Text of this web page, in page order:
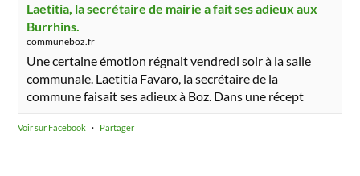
Laetitia, la secrétaire de mairie a fait ses adieux aux
Burrhins.
communeboz.fr
Une certaine émotion régnait vendredi soir à la salle
communale. Laetitia Favaro, la secrétaire de la
commune faisait ses adieux à Boz. Dans une récept
Voir sur Facebook · Partager